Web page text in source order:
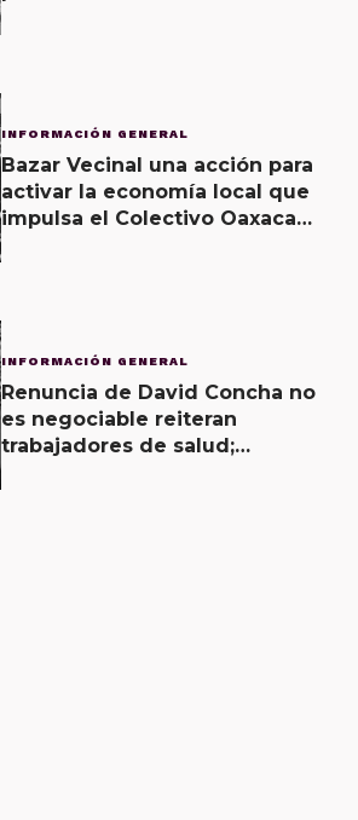
INFORMACIÓN GENERAL
Bazar Vecinal una acción para
activar la economía local que
impulsa el Colectivo Oaxaca
INFORMACIÓN GENERAL
Renuncia de David Concha no
es negociable reiteran
trabajadores de salud;